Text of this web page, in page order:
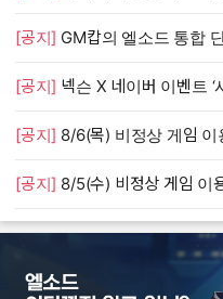
[공지] GM캅의 엘소드 통합
[공지] 넥슨 X 네이버 이벤트 ‘
[공지]
[공지]
엘소드 어디까지